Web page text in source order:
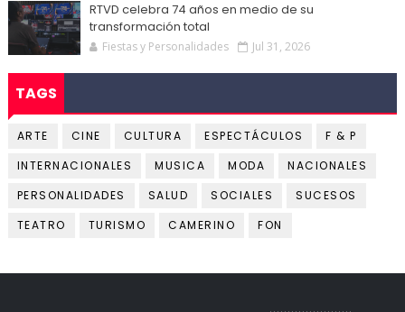
RTVD celebra 74 años en medio de su
transformación total
Fiestas y Personalidades Jul 31, 2026
TAGS
ARTE CINE CULTURA ESPECTÁCULOS
F & P
INTERNACIONALES
MUSICA MODA
NACIONALES
PERSONALIDADES
SALUD SOCIALES
SUCESOS
TEATRO
TURISMO CAMERINO FON